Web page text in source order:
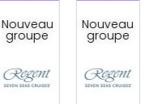
Nouveau
groupe
Nouveau
groupe